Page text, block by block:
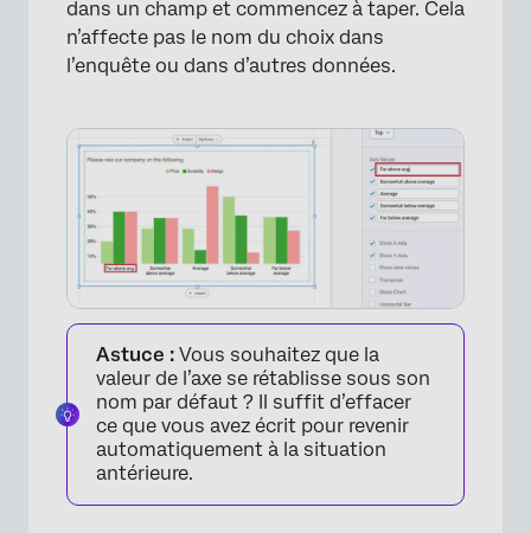
×
dans un champ et commencez à taper. Cela
n’affecte pas le nom du choix dans
l’enquête ou dans d’autres données.
Astuce : Vous souhaitez que la
valeur de l’axe se rétablisse sous son
nom par défaut ? Il suffit d’effacer
ce que vous avez écrit pour revenir
automatiquement à la situation
antérieure.